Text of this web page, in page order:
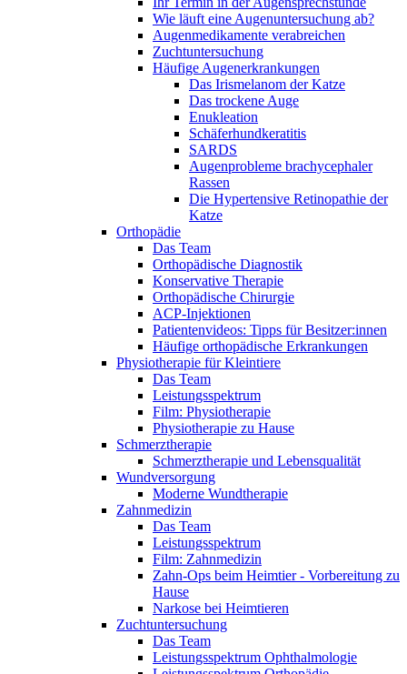
Wie läuft eine Augenuntersuchung ab?
Augenmedikamente verabreichen
Zuchtuntersuchung
Häufige Augenerkrankungen
Das Irismelanom der Katze
Das trockene Auge
Enukleation
Schäferhundkeratitis
SARDS
Augenprobleme brachycephaler
Rassen
Die Hypertensive Retinopathie der
Katze
Orthopädie
Das Team
Orthopädische Diagnostik
Konservative Therapie
Orthopädische Chirurgie
ACP-Injektionen
Patientenvideos: Tipps für Besitzer:innen
Häufige orthopädische Erkrankungen
Physiotherapie für Kleintiere
Das Team
Leistungsspektrum
Film: Physiotherapie
Physiotherapie zu Hause
Schmerztherapie
Schmerztherapie und Lebensqualität
Wundversorgung
Moderne Wundtherapie
Zahnmedizin
Das Team
Leistungsspektrum
Film: Zahnmedizin
Zahn-Ops beim Heimtier - Vorbereitung zu
Hause
Narkose bei Heimtieren
Zuchtuntersuchung
Das Team
Leistungsspektrum Ophthalmologie